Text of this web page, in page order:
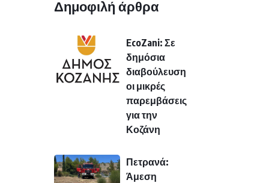
Δημοφιλή άρθρα
EcoZani: Σε
δημόσια
διαβούλευση
οι μικρές
παρεμβάσεις
για την
Κοζάνη
Πετρανά:
Άμεση